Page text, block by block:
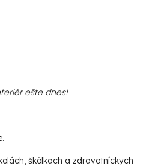
ešte dnes!
škôlkach a zdravotníckych